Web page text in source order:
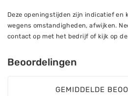
Deze openingstijden zijn indicatief en
wegens omstandigheden, afwijken.
contact op met het bedrijf of kijk op
Beoordelingen
GEMIDDELDE